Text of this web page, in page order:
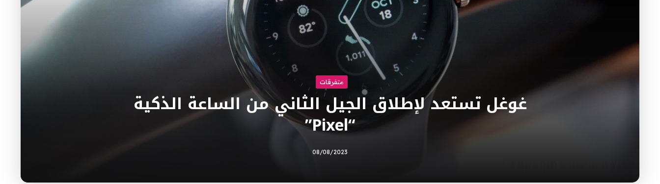
متفرقات
غوغل تستعد لإطلاق الجيل الثاني من الساعة الذكية
“Pixel”
08/08/2023